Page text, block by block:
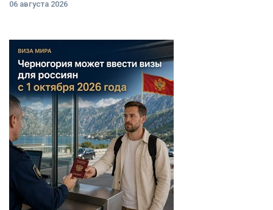
06 августа 2026